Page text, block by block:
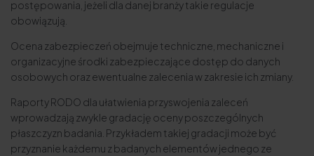
postępowania, jeżeli dla danej branży takie regulacje
obowiązują.
Ocena zabezpieczeń obejmuje techniczne, mechaniczne i
organizacyjne środki zabezpieczające dostęp do danych
osobowych oraz ewentualne zalecenia w zakresie ich zmiany.
Raporty RODO dla ułatwienia przyswojenia zaleceń
wprowadzają zwykle gradację oceny poszczególnych
płaszczyzn badania. Przykładem takiej gradacji może być
przyznanie każdemu z badanych elementów jednego ze